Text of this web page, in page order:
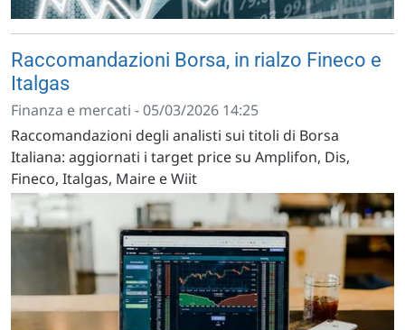
Raccomandazioni Borsa, in rialzo Fineco e
Italgas
Finanza e mercati - 05/03/2026 14:25
Raccomandazioni degli analisti sui titoli di Borsa
Italiana: aggiornati i target price su Amplifon, Dis,
Fineco, Italgas, Maire e Wiit